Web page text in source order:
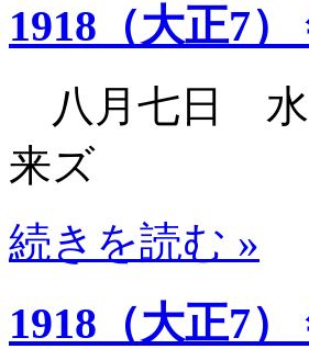
1918（大正7）
八月七日 水
来ズ
続きを読む »
1918（大正7）